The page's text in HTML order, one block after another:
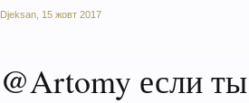
Djeksan 15 жовт 2017
@Artomy если